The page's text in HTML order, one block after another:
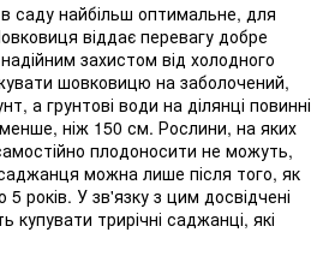
саду найбільш оптимальне, для
віддає перевагу добре
захистом від холодного
шовковицю на заболочений,
а грунтові води на ділянці повинні
ніж 150 см. Рослини, на яких
самостійно плодоносити не можуть,
можна лише після того, як
років. У зв'язку з цим досвідчені
купувати трирічні саджанці, які